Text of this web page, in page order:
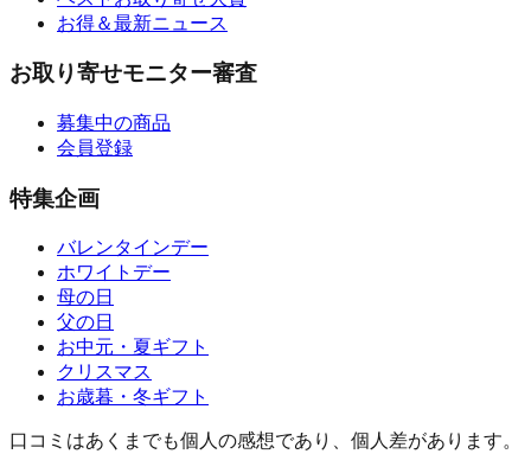
お得＆最新ニュース
お取り寄せモニター審査
募集中の商品
会員登録
特集企画
バレンタインデー
ホワイトデー
母の日
父の日
お中元・夏ギフト
クリスマス
お歳暮・冬ギフト
口コミはあくまでも個人の感想であり、個人差があります。